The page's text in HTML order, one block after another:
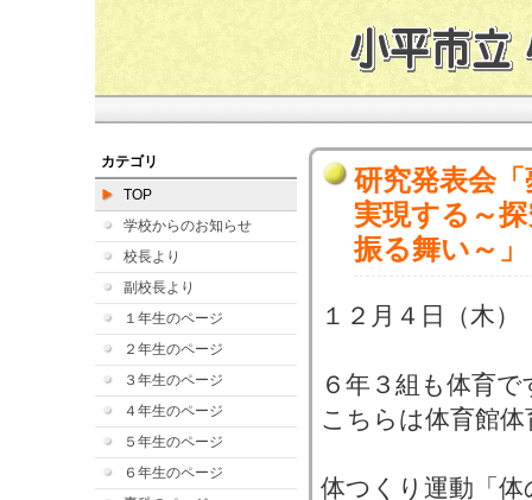
カテゴリ
TOP
学校からのお知らせ
校長より
副校長より
１年生のページ
２年生のページ
３年生のページ
４年生のページ
５年生のページ
６年生のページ
研究発表会
実現する～
振る舞い～
１２月４日（木）
６年３組も体育で
こちらは体育館
体つくり運動「